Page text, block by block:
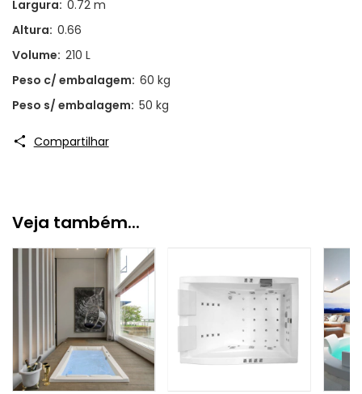
Largura: 0.72 m
Altura: 0.66
Volume: 210 L
Peso c/ embalagem: 60 kg
Peso s/ embalagem: 50 kg
Compartilhar
Veja também...